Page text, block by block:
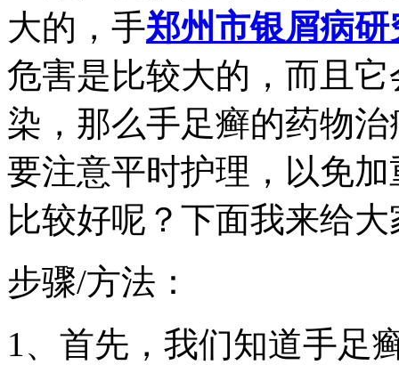
大的，手郑州市银屑病研
危害是比较大的，而且
染，那么手足癣的药物
要注意平时护理，以免
比较好呢？下面我来给
步骤/方法：
1、首先，我们知道手足